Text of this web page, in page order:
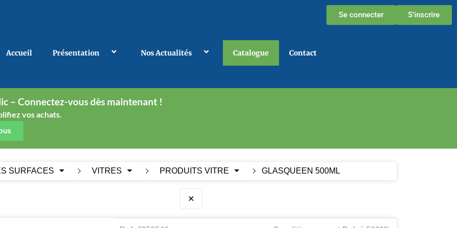
S'inscrire
Se connecter
Accueil Présentation Nos Actualités Catalogue Contact
– Connectez-vous dès maintenant !
vos achats.
SURFACES VITRES PRODUITS VITRE GLASQUEEN 500ML
✕